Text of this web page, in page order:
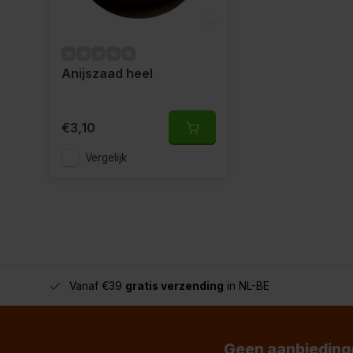
Anijszaad heel
€3,10
Vergelijk
Vanaf €39 gratis verzending in NL-BE
Geen